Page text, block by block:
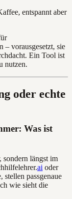
– vorausgesetzt, sie
Ein Tool ist
nutzen.
oder echte
Was ist
längst im
ai oder
passgenaue
wie sieht die